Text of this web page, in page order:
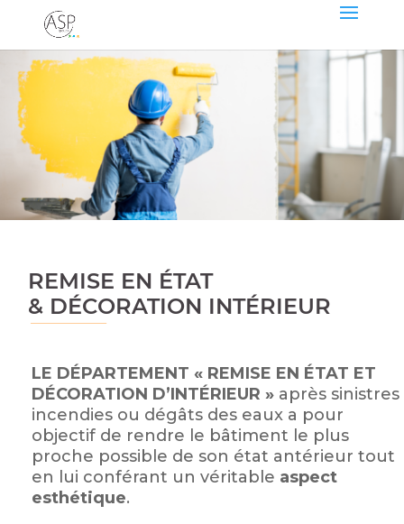
REMISE EN ÉTAT
& DÉCORATION INTÉRIEUR
______________
LE DÉPARTEMENT « REMISE EN ÉTAT ET
DÉCORATION D’INTÉRIEUR » après sinistres
incendies ou dégâts des eaux a pour
objectif de rendre le bâtiment le plus
proche possible de son état antérieur tout
en lui conférant un véritable aspect
esthétique.